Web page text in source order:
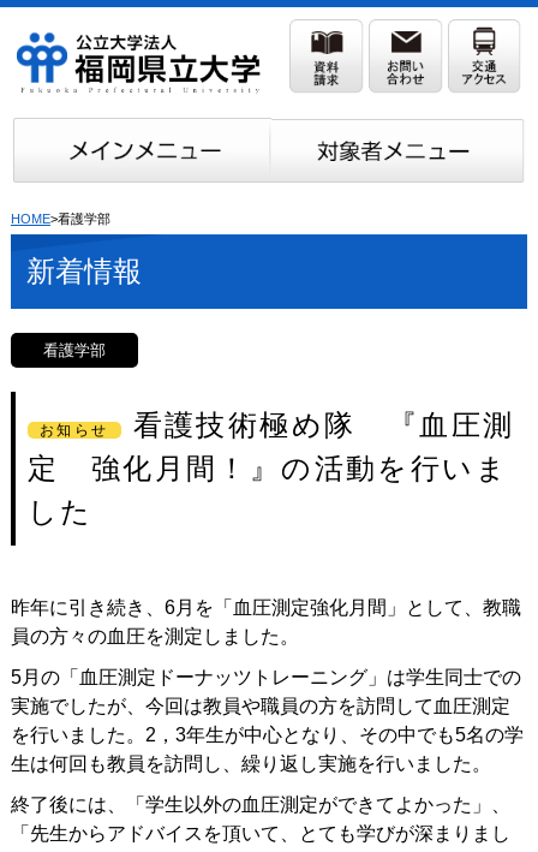
HOME>看護学部
新着情報
看護学部
お知らせ
看護技術極め隊 『血圧測
定 強化月間！』の活動を行いま
した
昨年に引き続き、6月を「血圧測定強化月間」として、教職
員の方々の血圧を測定しました。
5月の「血圧測定ドーナッツトレーニング」は学生同士での
実施でしたが、今回は教員や職員の方を訪問して血圧測定
を行いました。2，3年生が中心となり、その中でも5名の学
生は何回も教員を訪問し、繰り返し実施を行いました。
終了後には、「学生以外の血圧測定ができてよかった」、
「先生からアドバイスを頂いて、とても学びが深まりまし